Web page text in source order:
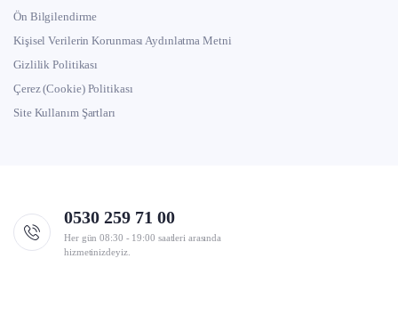
Ön Bilgilendirme
Kişisel Verilerin Korunması Aydınlatma Metni
Gizlilik Politikası
Çerez (Cookie) Politikası
Site Kullanım Şartları
0530 259 71 00
Her gün 08:30 - 19:00 saatleri arasında
hizmetinizdeyiz.